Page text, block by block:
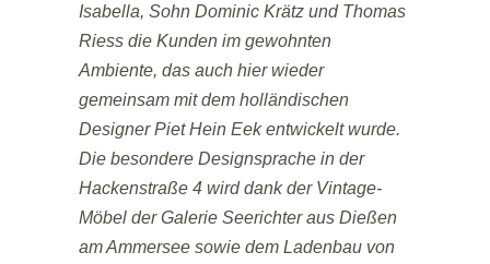
Isabella, Sohn Dominic Krätz und Thomas
Riess die Kunden im gewohnten
Ambiente, das auch hier wieder
gemeinsam mit dem holländischen
Designer Piet Hein Eek entwickelt wurde.
Die besondere Designsprache in der
Hackenstraße 4 wird dank der Vintage-
Möbel der Galerie Seerichter aus Dießen
am Ammersee sowie dem Ladenbau von